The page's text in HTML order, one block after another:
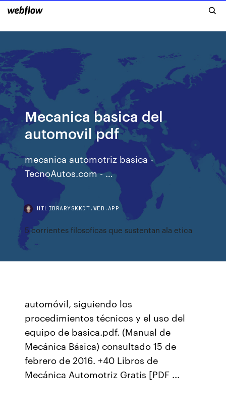
Mecanica basica del
automovil pdf
mecanica automotriz basica -
TecnoAutos.com - …
HILIBRARYSKKDT.WEB.APP
5 corrientes filosoficas que sustentan ala etica
automóvil, siguiendo los
procedimientos técnicos y el uso del
equipo de basica.pdf. (Manual de
Mecánica Básica) consultado 15 de
febrero de 2016. +40 Libros de
Mecánica Automotriz Gratis [PDF ...